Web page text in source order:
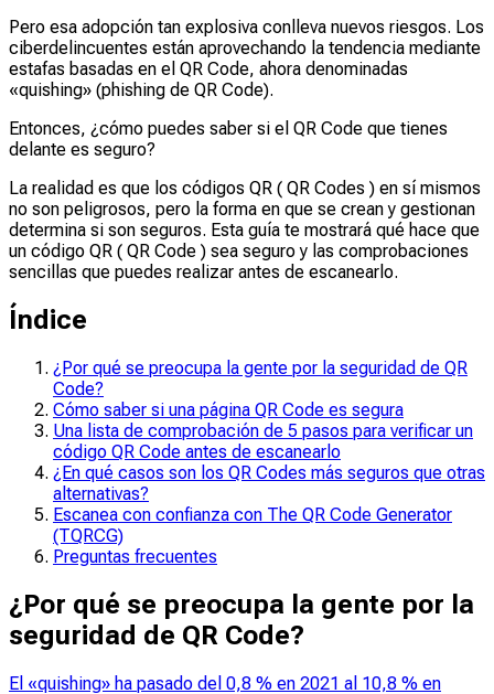
Pero esa adopción tan explosiva conlleva nuevos riesgos. Los
ciberdelincuentes están aprovechando la tendencia mediante
estafas basadas en el QR Code, ahora denominadas
«quishing» (phishing de QR Code).
Entonces, ¿cómo puedes saber si el QR Code que tienes
delante es seguro?
La realidad es que los códigos QR ( QR Codes ) en sí mismos
no son peligrosos, pero la forma en que se crean y gestionan
determina si son seguros. Esta guía te mostrará qué hace que
un código QR ( QR Code ) sea seguro y las comprobaciones
sencillas que puedes realizar antes de escanearlo.
Índice
¿Por qué se preocupa la gente por la seguridad de QR
Code?
Cómo saber si una página QR Code es segura
Una lista de comprobación de 5 pasos para verificar un
código QR Code antes de escanearlo
¿En qué casos son los QR Codes más seguros que otras
alternativas?
Escanea con confianza con The QR Code Generator
(TQRCG)
Preguntas frecuentes
¿Por qué se preocupa la gente por la
seguridad de QR Code?
El «quishing» ha pasado del 0,8 % en 2021 al 10,8 % en